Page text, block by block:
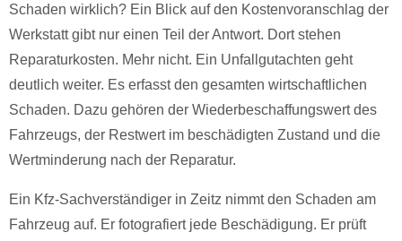
Schaden wirklich? Ein Blick auf den Kostenvoranschlag der
Werkstatt gibt nur einen Teil der Antwort. Dort stehen
Reparaturkosten. Mehr nicht. Ein Unfallgutachten geht
deutlich weiter. Es erfasst den gesamten wirtschaftlichen
Schaden. Dazu gehören der Wiederbeschaffungswert des
Fahrzeugs, der Restwert im beschädigten Zustand und die
Wertminderung nach der Reparatur.
Ein Kfz-Sachverständiger in Zeitz nimmt den Schaden am
Fahrzeug auf. Er fotografiert jede Beschädigung. Er prüft